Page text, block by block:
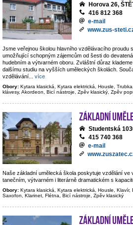
Horova 26,
416 812 368
e-mail
www.zus-
Jsme veřejnou školou hlavního vzdělávacího proudu
umožňující schopným zájemcům od šesti do
hudebním a výtvarném oboru. Zvláštní důraz
dalšímu studiu na vyšších uměleckých školách.
vzdělávání
více
Obory: Kytara klasická, Kytara elektrická, Housle,
klávesy, Akordeon, Bicí nástroje, Zpěv klasický, Zpěv
Základní
Studentská
415 740 368
e-mail
Naše základní umělecká škola poskytuje vzdělání ve
tanečním, výtvarném i literárně dramatickém s
Obory: Kytara klasická, Kytara elektrická, Housle, Klavír,
Saxofon, Klarinet, Flétna, Bicí nástroje, Zpěv klasický
Základní